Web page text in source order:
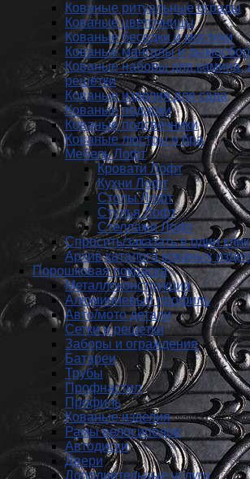
Кованые ритуальные ограды
Кованые цветочницы
Кованые беседки и мостики
Кованые мангалы и
Кованые наборы для камина,
решётки
Кованые изделия для сада
Кованые подарки
Кованые подсвечники
Кованые люстры и бра
Мебель Лофт
Кровати Лофт
Кухни Лофт
Столы Лофт
Стулья Лофт
Стеллажи Лофт
Спросить/заказать в один клик
Архив каталога кованых
Порошковая покраска
Металлоконструкции
Алюминиевый профиль
Авто/мото детали
Сетки и решетки
Заборы и ограждения
Батареи
Трубы
Профнастил
Профиль
Кованые изделия
Рамы велосипедов
Автодиски
Двери
Дополнительные услуги